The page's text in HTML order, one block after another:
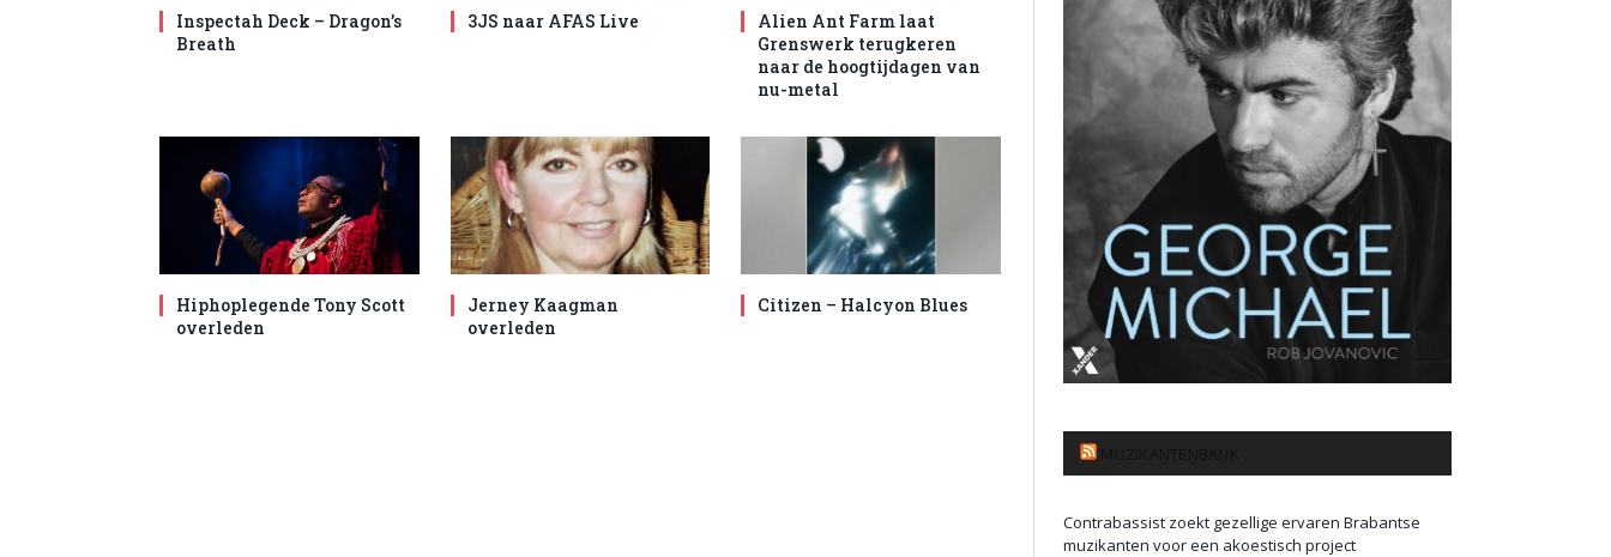
Inspectah Deck – Dragon’s
Breath
3JS naar AFAS Live
Alien Ant Farm laat
Grenswerk terugkeren
naar de hoogtijdagen van
nu-metal
Hiphoplegende Tony Scott
overleden
Jerney Kaagman
overleden
Citizen – Halcyon Blues
Contrabassist zoekt gezellige ervaren Brabantse
muzikanten voor een akoestisch project